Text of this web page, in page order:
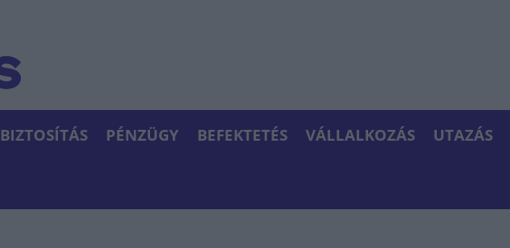
BIZTOSÍTÁS PÉNZÜGY BEFEKTETÉS VÁLLALKOZÁS UTAZÁS